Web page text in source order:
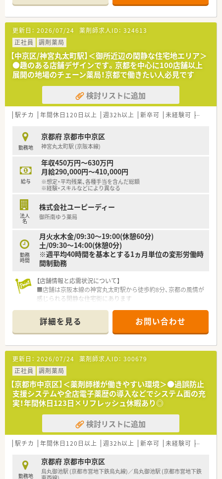
【店舗情報と応需状況について】
■最寄り駅の二条城前駅から徒歩7分ほどの場所に位置しており
日々の通勤が大変スムーズです。
■ドラッグストア併設型の店舗として地域に深く根ざした健康
サポートを提供しています。
■処方箋の対応枚数には比較的ゆとりがあるため一人ひとりの
患者様と向き合える環境です。
【募集背景と求める人物像について】
■今後の活発な店舗展開や組織の活性化を見据えて正社員の増
員募集を行っています。
■周囲のスタッフと協力しながらチームワークを大切にしてコ
ツコツと頑張れる方です。
できる方を求めています。
【勤務実態について】
■残業時間は全社平均で月7.2時間程度と業界内でも非常に少な
い水準となります。
■勤務時間は週40時間をベースとした柔軟な変形労働時間制を
導入して運営しています。
転居を伴うことはありません。
【職場環境と雰囲気】
体制が整っています。
■機能性と安全性を保ちながら自分らしく働けるように身だし
なみのルールを改定しました。
■ネイルやピアスがワンポイントであれば着用可能で髪色にも
更新日： 2026/07/24 薬剤師求人ID： 324613
正社員
調剤薬局
【中京区/神宮丸太町駅】＜御所近辺の閑静な住宅地エリア＞
●趣のある店舗デザインです。京都を中心に100店舗以上
展開の地場のチェーン薬局！京都で働きたい人必見です
検討リストに追加
駅チカ 年間休日120日以上 週32h以上 新卒可 未経験可 ブラン
勤務地
京都府 京都市中京区
神宮丸太町駅 (京阪本線)
給与
年収450万円～630万円
月給290,000円～410,000円
※想定・平均残業、各種手当を含んだ総額
※経験・スキルなどにより異なる
法人
名
株式会社ユーピーディー
御所南ゆう薬局
勤務
時間
月火水木金/09:30～19:00(休憩60分)
土/09:30～14:00(休憩0分)
※週平均40時間を基本とする1ヵ月単位の変形労働時
間制勤務
【店舗情報と応需状況について】
■店舗は京阪本線の神宮丸太町駅から徒歩約8分、京都の風情が
感じられる閑静な住宅街にあります
しており、1日の対応枚数は30～40枚です
■地域の患者様が中心のため、一人ひとりと丁寧に向き合いなが
ら落ち着いて業務に取り組める環境です
【募集背景と求める人物像について】
■今回は、地域への医療提供体制をさらに強化するための、組織
力向上に伴増員補充での募集です
■患者様やスタッフとのコミュニケーションを大切にし、チーム
で協力し合える方を求めております
■経験の浅い方やブランクのある方でも、充実した研修制度があ
るので安心して業務を開始できます
【求人情報について】
■これまでのご経験やスキルを正当に評価し、年収415万円から
最大600万円の範囲で優遇いたします
張りが収入にしっかりと反映されます
■月3万円の住宅手当や自己負担額を抑えられる借り上げ社宅制
詳細を見る お問い合わせ
更新日： 2026/07/24 薬剤師求人ID： 300679
正社員
調剤薬局
【京都市中京区】＜薬剤師様が働きやすい環境＞●過誤防止
支援システムや全店電子薬歴の導入などでシステム面の充
実！年間休日123日×リフレッシュ休暇あり◎
検討リストに追加
駅チカ 年間休日120日以上 週32h以上 新卒可 未経験可 ブラン
勤務地
京都府 京都市中京区
烏丸御池駅 (京都市営地下鉄烏丸線)／烏丸御池駅 (京都市営地下鉄